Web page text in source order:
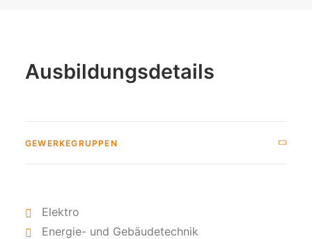
Ausbildungsdetails
GEWERKEGRUPPEN
Elektro
Energie- und Gebäudetechnik